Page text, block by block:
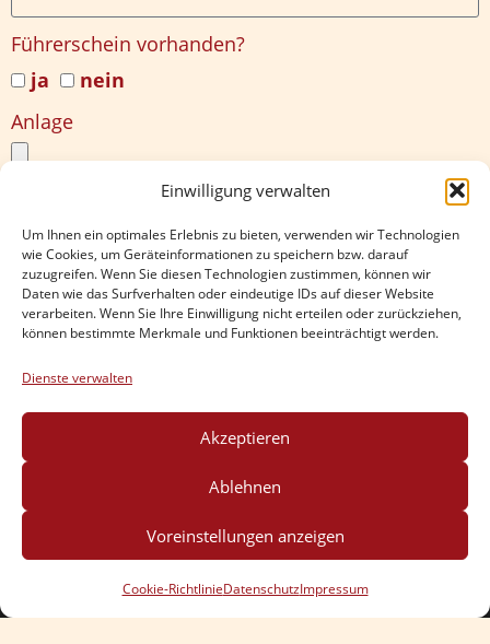
Einwilligung verwalten
Um Ihnen ein optimales Erlebnis zu bieten, verwenden wir Technologien
wie Cookies, um Geräteinformationen zu speichern bzw. darauf
zuzugreifen. Wenn Sie diesen Technologien zustimmen, können wir
Daten wie das Surfverhalten oder eindeutige IDs auf dieser Website
verarbeiten. Wenn Sie Ihre Einwilligung nicht erteilen oder zurückziehen,
können bestimmte Merkmale und Funktionen beeinträchtigt werden.
Dienste verwalten
Akzeptieren
Ablehnen
Voreinstellungen anzeigen
Cookie-RichtlinieDatenschutzImpressum
Führerschein vorhanden?
ja
nein
Anlage
Senden
Impressum Datenschutz
Cookie-Richtlinie